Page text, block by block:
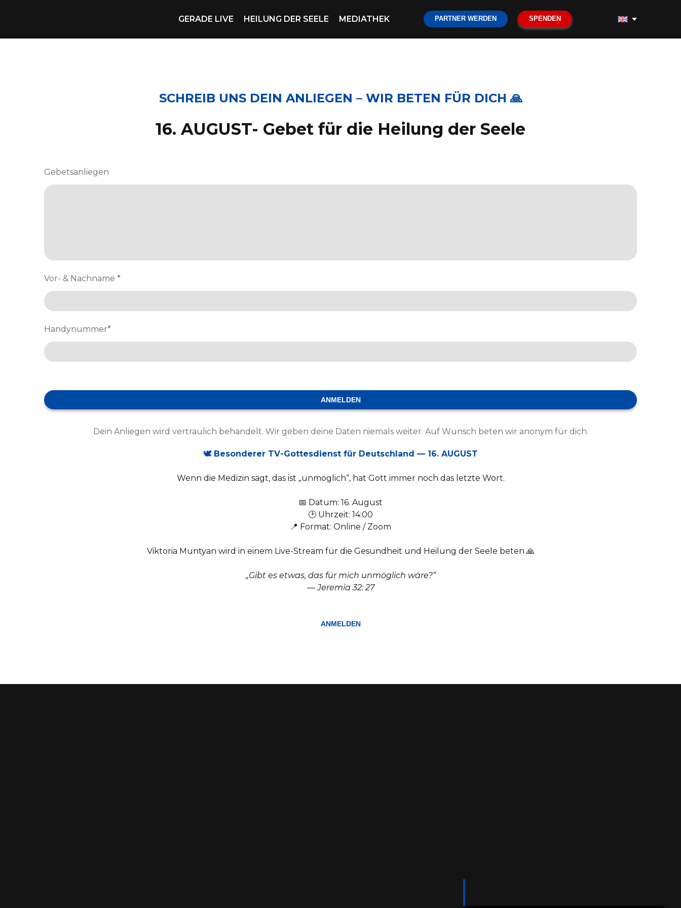
GERADE LIVE HEILUNG DER SEELE MEDIATHEK PARTNER WERDEN SPENDEN
SCHREIB UNS DEIN ANLIEGEN – WIR BETEN FÜR DICH 🙏
16. AUGUST- Gebet für die Heilung der Seele
Gebetsanliegen
Vor- & Nachname *
Handynummer*
ANMELDEN
Dein Anliegen wird vertraulich behandelt. Wir geben deine Daten niemals weiter. Auf Wunsch beten wir anonym für dich.
🕊️ Besonderer TV-Gottesdienst für Deutschland — 16. AUGUST
Wenn die Medizin sagt, das ist „unmöglich“, hat Gott immer noch das letzte Wort.
📅 Datum: 16. August
🕑 Uhrzeit: 14:00
📍 Format: Online / Zoom
Viktoria Muntyan wird in einem Live-Stream für die Gesundheit und Heilung der Seele beten 🙏
„Gibt es etwas, das für mich unmöglich wäre?“
— Jeremia 32: 27
ANMELDEN